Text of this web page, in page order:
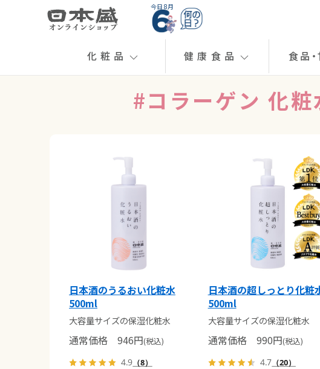
今日 8月
化粧品 健康食品 食品
#コラーゲン 化
日本酒のうるおい化粧水
500ml
大容量サイズの保湿化粧水
通常価格 946円(税込)
4.9 （8）
日本酒の超しっとり化粧
500ml
大容量サイズの保湿化粧水
通常価格990円(税込)
4.7（20）